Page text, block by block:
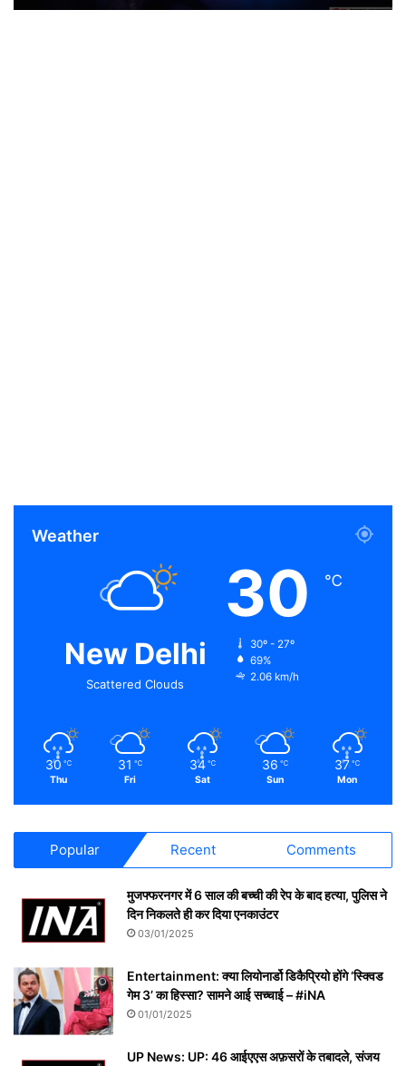
Weather
New Delhi
Scattered Clouds
30 ℃
30º - 27º
69%
2.06 km/h
30 ℃
Thu
31 ℃
Fri
34 ℃
Sat
36 ℃
Sun
37 ℃
Mon
Popular Recent Comments
मुजफ्फरनगर में 6 साल की बच्ची की रेप के बाद हत्या, पुलिस ने
दिन निकलते ही कर दिया एनकाउंटर
03/01/2025
Entertainment: क्या लियोनार्डो डिकैप्रियो होंगे ‘स्क्विड
गेम 3’ का हिस्सा? सामने आई सच्चाई – #iNA
01/01/2025
UP News: UP: 46 आईएएस अफ़सरों के तबादले, संजय